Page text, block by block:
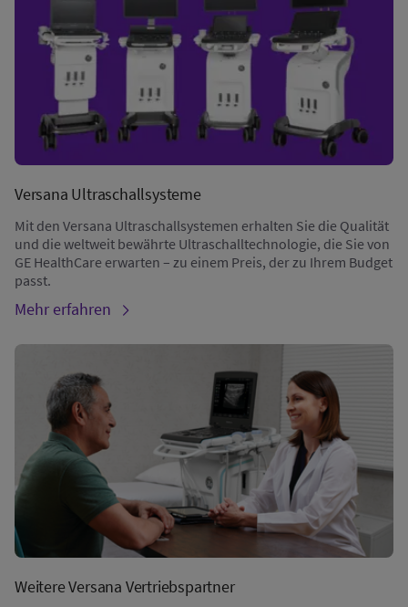
Versana Ultraschallsysteme
Mit den Versana Ultraschallsystemen erhalten Sie die Qualität
und die weltweit bewährte Ultraschalltechnologie, die Sie von
GE HealthCare erwarten – zu einem Preis, der zu Ihrem Budget
passt.
Mehr erfahren
Weitere Versana Vertriebspartner